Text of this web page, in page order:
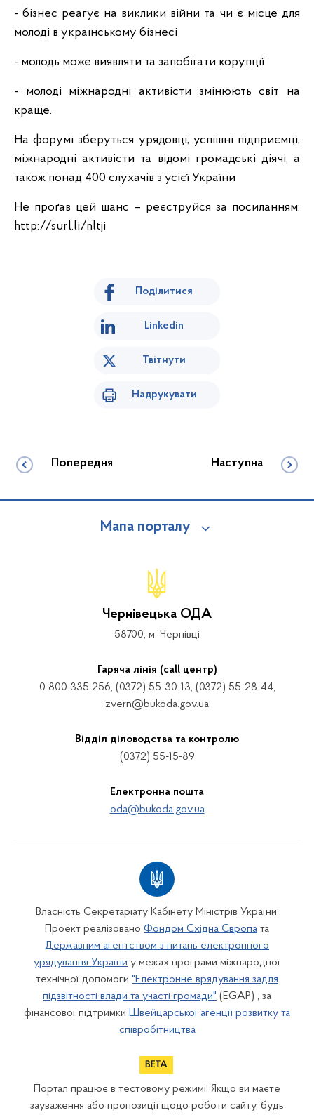
- бізнес реагує на виклики війни та чи є місце для
молоді в українському бізнесі
- молодь може виявляти та запобігати корупції
- молоді міжнародні активісти змінюють світ на
краще.
На форумі зберуться урядовці, успішні підприємці,
міжнародні активісти та відомі громадські діячі, а
також понад 400 слухачів з усієї України
Не проґав цей шанс – реєструйся за посиланням:
http://surl.li/nltji
Поділитися
Linkedin
Твітнути
Надрукувати
Попередня Наступна
Мапа порталу
Чернівецька ОДА
58700, м. Чернівці
Гаряча лінія (call центр)
0 800 335 256, (0372) 55-30-13, (0372) 55-28-44,
zvern@bukoda.gov.ua
Відділ діловодства та контролю
(0372) 55-15-89
Електронна пошта
oda@bukoda.gov.ua
Власність Секретаріату Кабінету Міністрів України.
Проект реалізовано Фондом Східна Європа та
Державним агентством з питань електронного
урядування України у межах програми міжнародної
технічної допомоги "Електронне врядування задля
підзвітності влади та участі громади" (EGAP) , за
фінансової підтримки Швейцарської агенції розвитку та
співробітництва
Портал працює в тестовому режимі. Якщо ви маєте
зауваження або пропозиції щодо роботи сайту, будь